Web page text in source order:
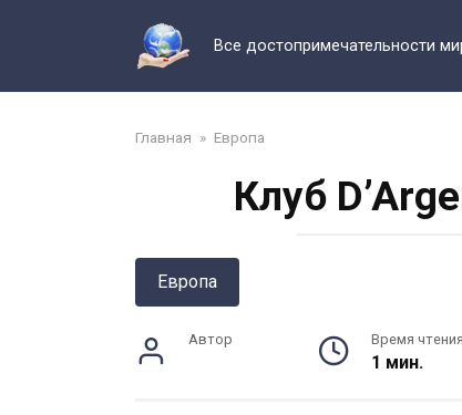
Все достопримечательности
Главная » Европа
Клуб
Европа
Автор Время чтения
1 мин.